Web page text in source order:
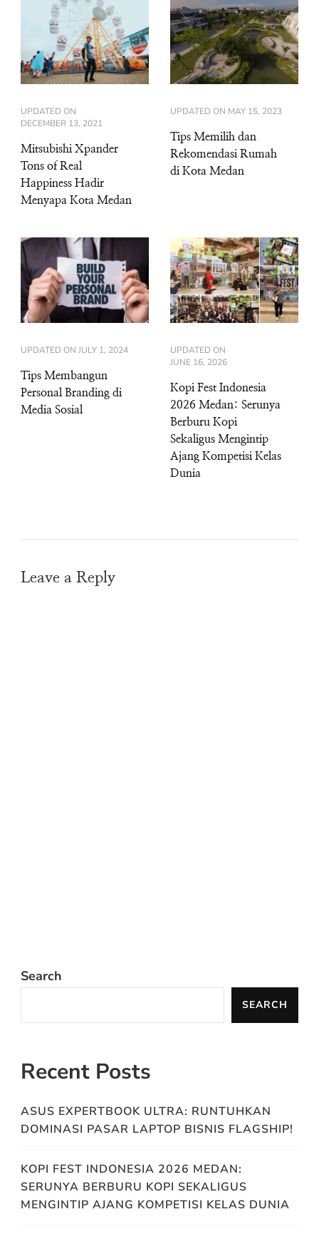
UPDATED ON
DECEMBER 13, 2021
Mitsubishi Xpander
Tons of Real
Happiness Hadir
Menyapa Kota Medan
UPDATED ON MAY 15, 2023
Tips Memilih dan
Rekomendasi Rumah
di Kota Medan
UPDATED ON JULY 1, 2024
Tips Membangun
Personal Branding di
Media Sosial
UPDATED ON
JUNE 16, 2026
Kopi Fest Indonesia
2026 Medan: Serunya
Berburu Kopi
Sekaligus Mengintip
Ajang Kompetisi Kelas
Dunia
Leave a Reply
Search
SEARCH
Recent Posts
ASUS EXPERTBOOK ULTRA: RUNTUHKAN
DOMINASI PASAR LAPTOP BISNIS FLAGSHIP!
KOPI FEST INDONESIA 2026 MEDAN:
SERUNYA BERBURU KOPI SEKALIGUS
MENGINTIP AJANG KOMPETISI KELAS DUNIA